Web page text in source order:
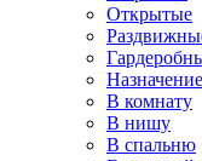
Открытые
Назначение
В комнату
В нишу
В спальню